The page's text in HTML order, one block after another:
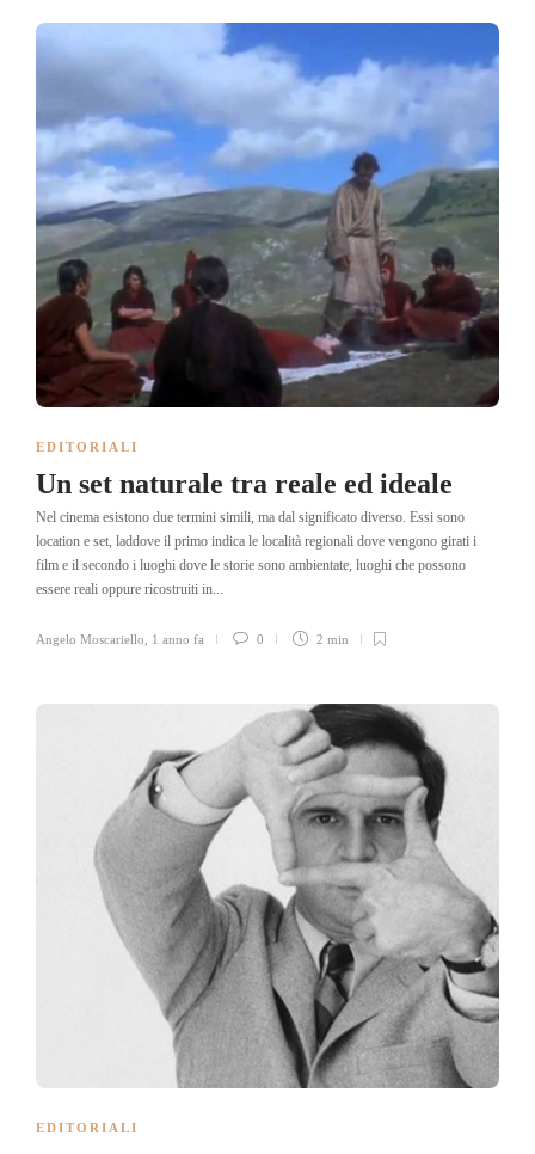
EDITORIALI
Un set naturale tra reale ed ideale
Nel cinema esistono due termini simili, ma dal significato diverso. Essi sono
location e set, laddove il primo indica le località regionali dove vengono girati i
film e il secondo i luoghi dove le storie sono ambientate, luoghi che possono
essere reali oppure ricostruiti in...
Angelo Moscariello 1 anno fa 0 2 min
EDITORIALI